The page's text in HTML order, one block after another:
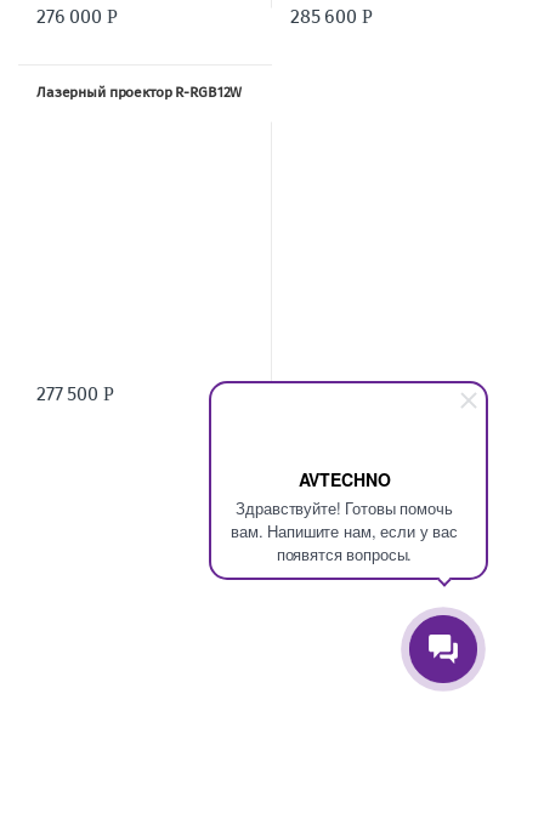
AVTECHNO
Здравствуйте! Готовы помочь
вам. Напишите нам, если у вас
появятся вопросы.
276 000 Р 285 600 Р
Лазерный проектор R-RGB12W
277 500 Р